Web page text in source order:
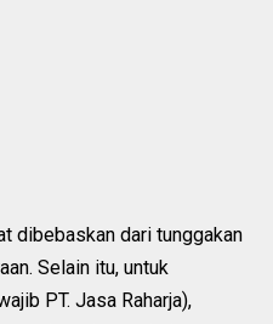
dibebaskan dari tunggakan
Selain itu, untuk
PT. Jasa Raharja),